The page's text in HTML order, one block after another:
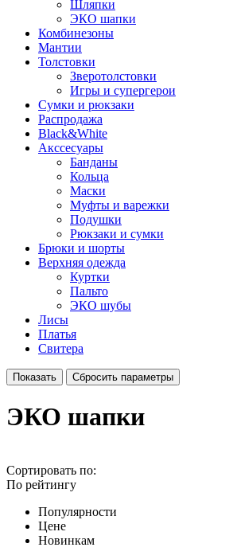
Шляпки
ЭКО шапки
Комбинезоны
Мантии
Толстовки
Зверотолстовки
Игры и супергерои
Сумки и рюкзаки
Распродажа
Black&White
Акссесуары
Банданы
Кольца
Маски
Муфты и варежки
Подушки
Рюкзаки и сумки
Брюки и шорты
Верхняя одежда
Куртки
Пальто
ЭКО шубы
Лисы
Платья
Свитера
ЭКО шапки
Сортировать по:
По рейтингу
Популярности
Цене
Новинкам